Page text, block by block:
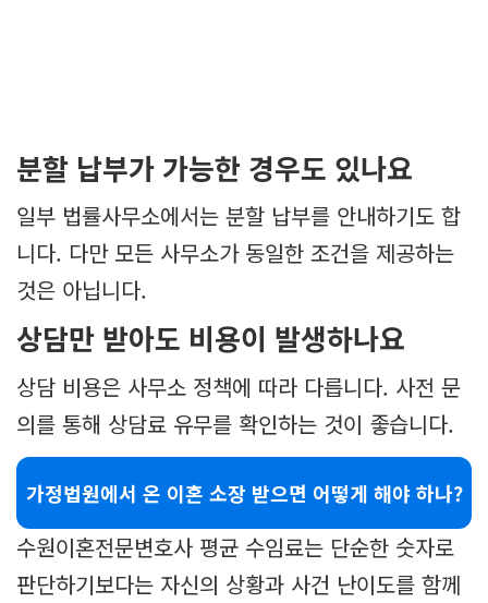
분할 납부가 가능한 경우도 있나요
일부 법률사무소에서는 분할 납부를 안내하기도 합
니다. 다만 모든 사무소가 동일한 조건을 제공하는
것은 아닙니다.
상담만 받아도 비용이 발생하나요
상담 비용은 사무소 정책에 따라 다릅니다. 사전 문
의를 통해 상담료 유무를 확인하는 것이 좋습니다.
가정법원에서 온 이혼 소장 받으면 어떻게 해야 하나?
수원이혼전문변호사 평균 수임료는 단순한 숫자로
판단하기보다는 자신의 상황과 사건 난이도를 함께